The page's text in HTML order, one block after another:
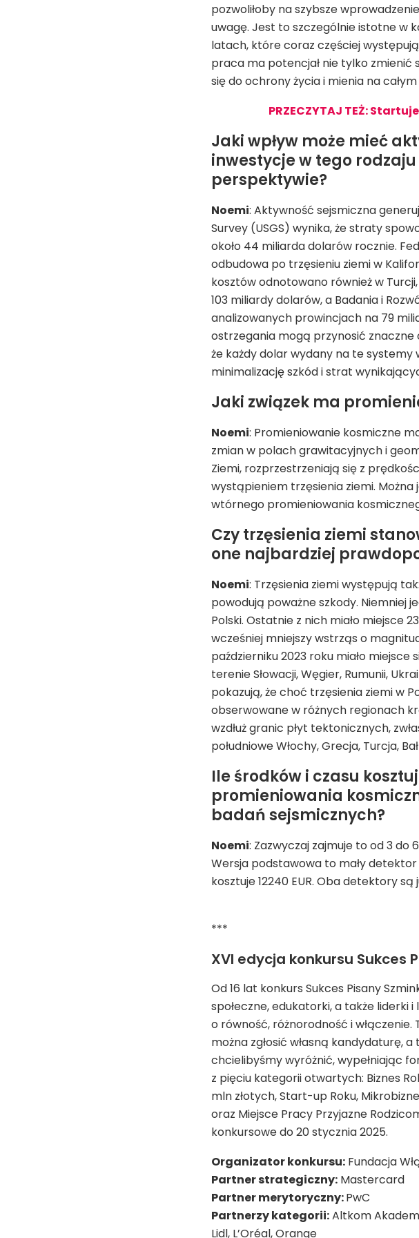
pozwoliłoby na szybsze
uwagę. Jest to szczególnie istotne w
latach, które coraz częściej
praca ma potencjał nie tylko zmienić
się do ochrony życia i mienia na
PRZECZYTAJ TEŻ:
Jaki wpływ może mieć
inwestycje w tego rodzaju
perspektywie?
Noemi: Aktywność sejsmiczna
Survey (USGS) wynika, że straty
około 44 miliarda dolarów rocznie.
odbudowa po trzęsieniu ziemi w
kosztów odnotowano również w
103 miliardy dolarów, a Badania i
analizowanych prowincjach na 79
ostrzegania mogą przynosić znaczne
że każdy dolar wydany na te systemy
minimalizację szkód i strat
Jaki związek ma
Noemi: Promieniowanie kosmiczne
zmian w polach grawitacyjnych i
Ziemi, rozprzestrzeniają się z
wystąpieniem trzęsienia ziemi.
wtórnego promieniowania
Czy trzęsienia ziemi
one najbardziej
Noemi: Trzęsienia ziemi występują
powodują poważne szkody. Niemniej
Polski. Ostatnie z nich miało miejsce
wcześniej mniejszy wstrząs o
październiku 2023 roku miało
terenie Słowacji, Węgier, Rumunii,
pokazują, że choć trzęsienia ziemi w
obserwowane w różnych regionach
wzdłuż granic płyt tektonicznych,
południowe Włochy, Grecja, Turcja,
Ile środków i czasu
promieniowania
badań sejsmicznych?
Noemi: Zazwyczaj zajmuje to od 3 do
Wersja podstawowa to mały detektor
kosztuje 12240 EUR. Oba detektory
***
XVI edycja konkursu Sukces
Od 16 lat konkurs Sukces Pisany
społeczne, edukatorki, a także liderki
o równość, różnorodność i
można zgłosić własną kandydaturę,
chcielibyśmy wyróżnić, wypełniając
z pięciu kategorii otwartych: Biznes
mln złotych, Start-up Roku,
oraz Miejsce Pracy Przyjazne
konkursowe do 20 stycznia 2025.
Organizator konkursu:Fundacja
Partner strategiczny:Mastercard
Partner merytoryczny:PwC
Partnerzy kategorii:Altkom
Lidl, L’Oréal, Orange